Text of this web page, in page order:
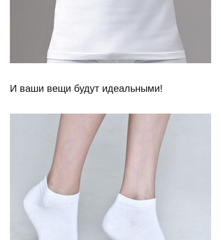
И ваши вещи будут идеальными!